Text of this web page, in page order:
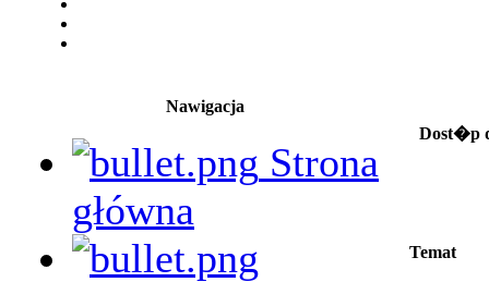
Nawigacja
Strona
główna
Dost�p
Temat